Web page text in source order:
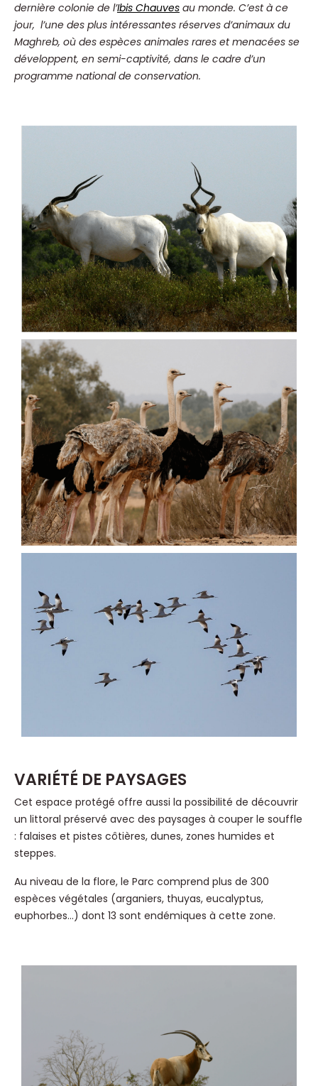
dernière colonie de l’Ibis Chauves au monde. C’est à ce
jour, l’une des plus intéressantes réserves d’animaux du
Maghreb, où des espèces animales rares et menacées se
développent, en semi-captivité, dans le cadre d’un
programme national de conservation.
VARIÉTÉ DE PAYSAGES
Cet espace protégé offre aussi la possibilité de découvrir
un littoral préservé avec des paysages à couper le souffle
: falaises et pistes côtières, dunes, zones humides et
steppes.
Au niveau de la flore, le Parc comprend plus de 300
espèces végétales (arganiers, thuyas, eucalyptus,
euphorbes…) dont 13 sont endémiques à cette zone.